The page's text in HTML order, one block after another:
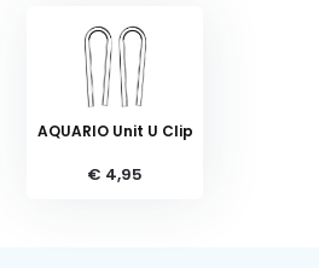
AQUARIO Unit U Clip
€ 4,95